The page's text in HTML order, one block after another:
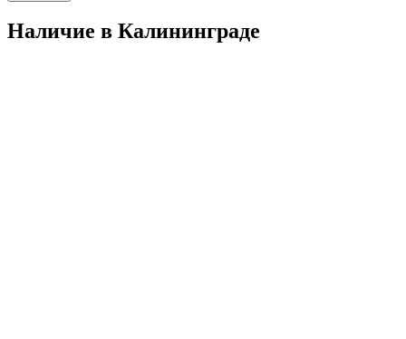
Наличие в Калининградe